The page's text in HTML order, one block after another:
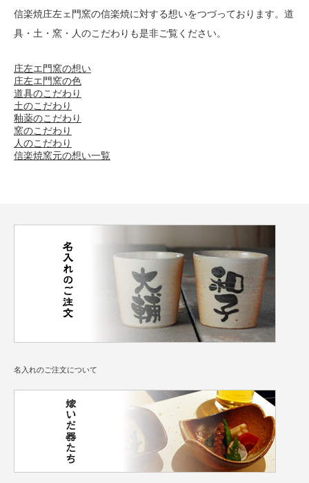
信楽焼庄左ェ門窯の信楽焼に対する想いをつづっております。道
具・土・窯・人のこだわりも是非ご覧ください。
庄左エ門窯の想い
庄左エ門窯の色
道具のこだわり
土のこだわり
釉薬のこだわり
窯のこだわり
人のこだわり
信楽焼窯元の想い一覧
名入れのご注文について